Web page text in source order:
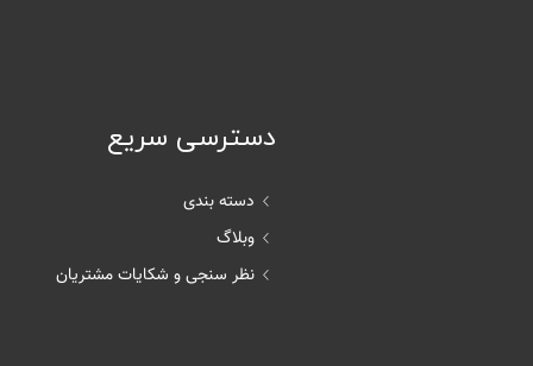
دسترسی سریع
دسته بندی
وبلاگ
نظر سنجی و شکایات مشتریان